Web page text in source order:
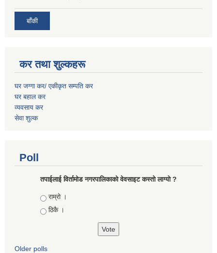
बाँकी
कर तथा शुल्कहरू
घर जग्गा कर/ एकीकृत सम्पति कर
घर बहाल कर
व्यवसाय कर
सेवा शुल्क
Poll
तपाईलाई विर्तामोड नगरपालिकाको वेवसाइट कस्ताे लाग्याे ?
Choices
राम्रो ।
ठिकै ।
Older polls